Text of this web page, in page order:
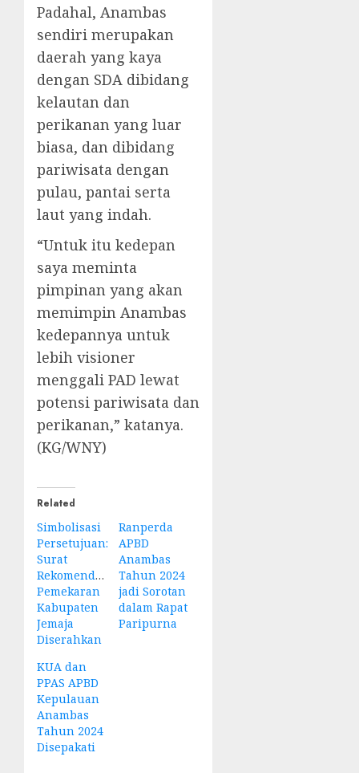
Padahal, Anambas
sendiri merupakan
daerah yang kaya
dengan SDA dibidang
kelautan dan
perikanan yang luar
biasa, dan dibidang
pariwisata dengan
pulau, pantai serta
laut yang indah.
“Untuk itu kedepan
saya meminta
pimpinan yang akan
memimpin Anambas
kedepannya untuk
lebih visioner
menggali PAD lewat
potensi pariwisata dan
perikanan,” katanya.
(KG/WNY)
Related
Simbolisasi
Persetujuan:
Surat
Rekomendasi
Pemekaran
Kabupaten
Jemaja
Diserahkan
Ranperda
APBD
Anambas
Tahun 2024
jadi Sorotan
dalam Rapat
Paripurna
KUA dan
PPAS APBD
Kepulauan
Anambas
Tahun 2024
Disepakati